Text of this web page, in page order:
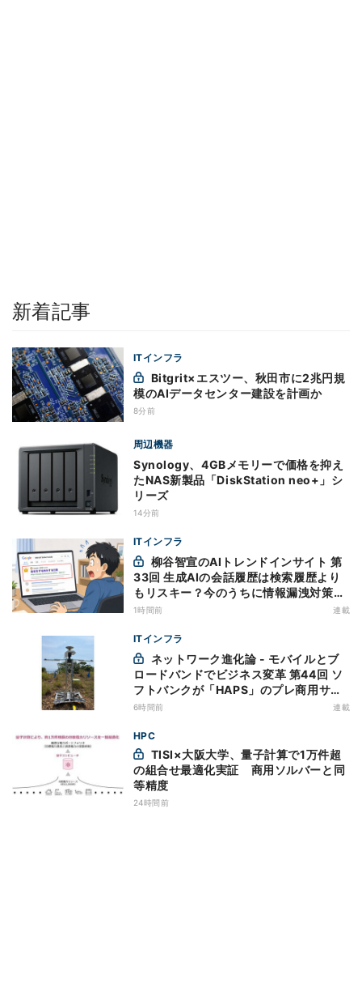
新着記事
ITインフラ
模のAIデータセンター建設を計画か
8分前
周辺機器
Synology、4GBメモリーで価格を抑え
たNAS新製品「DiskStation neo+」シ
リーズ
14分前
ITインフラ
33回 生成AIの会話履歴は検索履歴より
もリスキー？今のうちに情報漏洩対策を
万全にしておこう
1時間前 連載
ITインフラ
ロードバンドでビジネス変革 第44回 ソ
フトバンクが「HAPS」のプレ商用サー
ビス開始を表明、本格的な商用展開のめ
6時間前 連載
HPC
の組合せ最適化実証 商用ソルバーと同
等精度
24時間前